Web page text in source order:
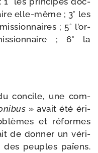
elle-​même ; 3° les
; 5° l’or­
; 6° la
concile, une com­
» avait été éri­
et réformes
de don­ner un véri­
des peuples païens.